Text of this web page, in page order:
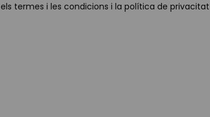
els termes i les condicions i la política de privacitat